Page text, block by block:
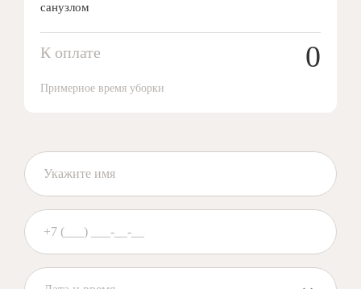
санузлом
К оплате 0
Примерное время уборки